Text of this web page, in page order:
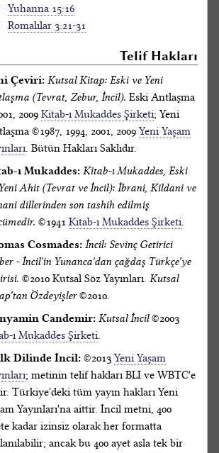
Yuhanna 15:16
Romalılar 3:21-31
Telif Hakları
Çeviri: Kutsal Kitap: Eski ve Yeni
(Tevrat, Zebur, İncil). Eski Antlaşma
2009 Kitab-ı Mukaddes Şirketi; Yeni
©1987, 1994, 2001, 2009 Yeni Yaşam
. Bütün Hakları Saklıdır.
ı Mukaddes: Kitab-ı Mukaddes, Eski
Ahit (Tevrat ve İncil): İbrani, Kildani ve
dillerinden son tashih edilmiş
©1941 Kitab-ı Mukaddes Şirketi.
Cosmades: İncil: Sevinç Getirici
- İncil'in Yunanca'dan çağdaş Türkçe'ye
©2010 Kutsal Söz Yayınları. Kutsal
Özdeyişler©2010.
Candemir: Kutsal İncil©2003
ı Mukaddes Şirketi.
Dilinde İncil: ©2013 Yeni Yaşam
; metinin telif hakları BLI ve WBTC'e
Türkiye'deki tüm yayın hakları Yeni
Yayınları'na aittir. İncil metni, 400
kadar izinsiz olarak her formatta
ancak bu 400 ayet asla tek bir